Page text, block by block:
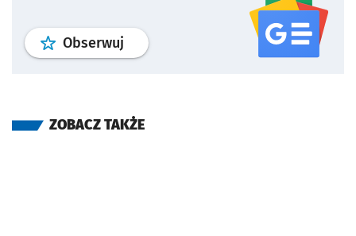
Obserwuj profil serwisu
ZOBACZ TAKŻE